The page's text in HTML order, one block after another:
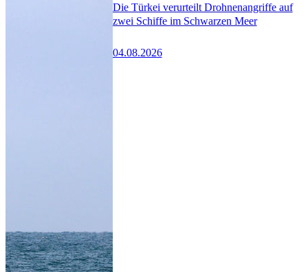
Die Türkei verurteilt Drohnenangriffe auf
zwei Schiffe im Schwarzen Meer
04.08.2026